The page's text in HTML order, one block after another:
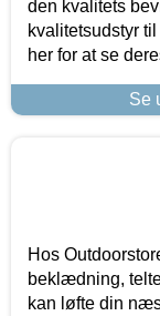
den kvalitets
kvalitetsudstyr
her for at se
Se
Hos
beklædning,
kan løfte din